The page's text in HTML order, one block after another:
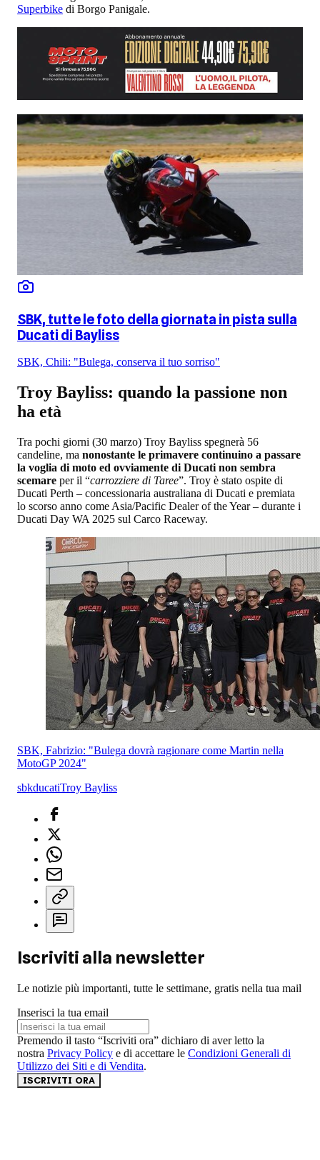
Superbike di Borgo Panigale.
SBK, tutte le foto della giornata in pista sulla
Ducati di Bayliss
SBK, Chili: "Bulega, conserva il tuo sorriso"
Troy Bayliss: quando la passione non
ha età
Tra pochi giorni (30 marzo) Troy Bayliss spegnerà 56
candeline, ma nonostante le primavere continuino a passare
la voglia di moto ed ovviamente di Ducati non sembra
scemare per il “carrozziere di Taree”. Troy è stato ospite di
Ducati Perth – concessionaria australiana di Ducati e premiata
lo scorso anno come Asia/Pacific Dealer of the Year – durante i
Ducati Day WA 2025 sul Carco Raceway.
SBK, Fabrizio: "Bulega dovrà ragionare come Martin nella
MotoGP 2024"
sbkducatiTroy Bayliss
Iscriviti alla newsletter
Le notizie più importanti, tutte le settimane, gratis nella tua mail
Inserisci la tua email
Premendo il tasto “Iscriviti ora” dichiaro di aver letto la
nostra Privacy Policy e di accettare le Condizioni Generali di
Utilizzo dei Siti e di Vendita.
ISCRIVITI ORA